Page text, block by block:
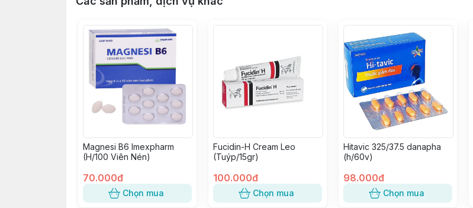
Magnesi B6 Imexpharm
(H/100 Viên Nén)
70.000đ
Chọn mua
Fucidin-H Cream Leo
(Tuýp/15gr)
100.000đ
Chọn mua
Hitavic 325/37.5 danapha
(h/60v)
98.000đ
Chọn mua